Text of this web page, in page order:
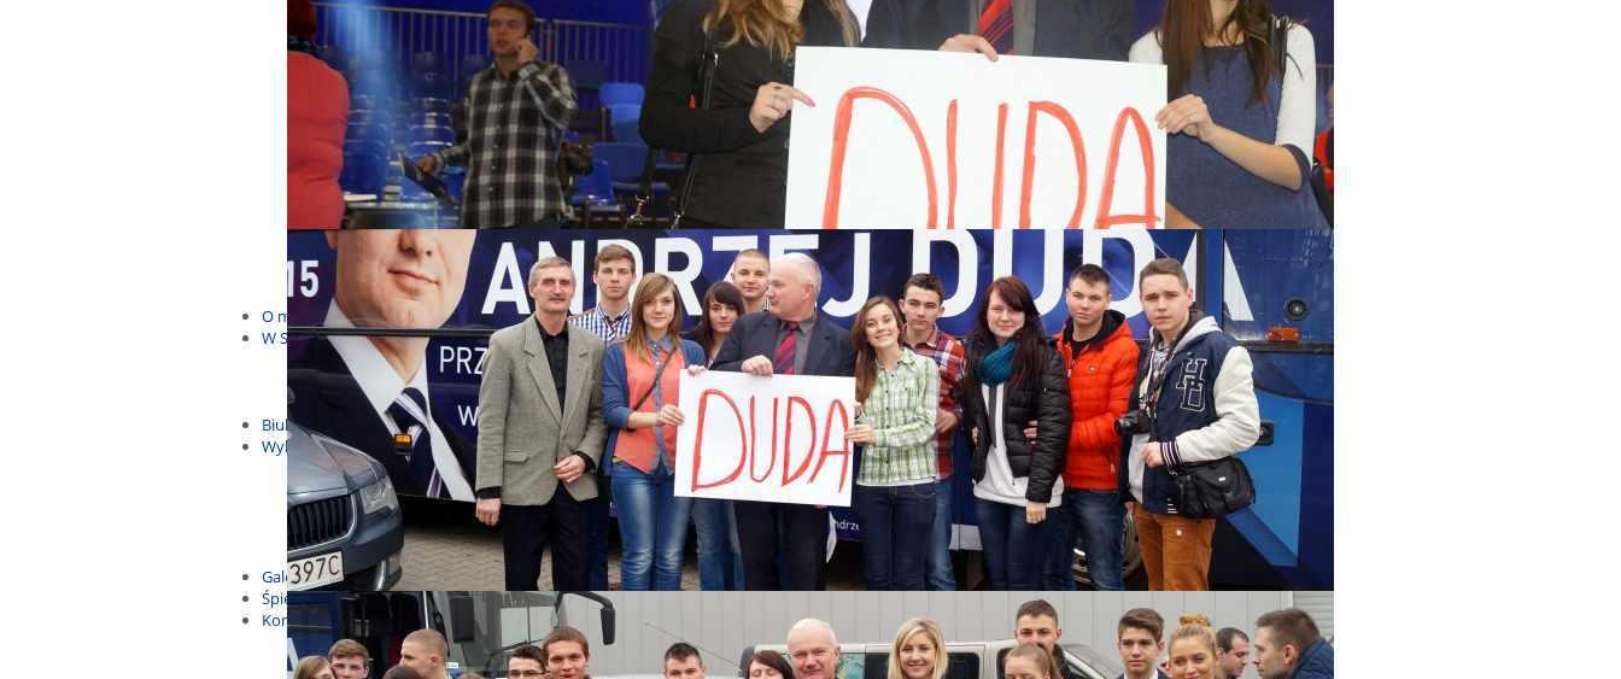
Sejmowe
Budżet Obywatelski 2021
Dla dzieci i młodzieży
Msze, marsze i wiece
KOLONIE 2022
Wybory samorządowe 2018
Dożynki 2014
EUROWYBORY 2019
Debaty i spotkania 2016
Debaty i spotkania 2019
wybory
Kolonie Stegna 2020
Spotkanie w Bronowie
WYJAZDY
O mnie
W Sejmie
Patroni Roku 2016
Św. Jan Paweł II Patronem Roku 2015
10.04.2014 - Czwarta Roczniica Katastrofy Smoleńskiej
Biuletyny
Wybory
Wybory samorządowe
Wybory parlamentarne
Wybory do Parlamentu Europejskiego
Wybory prezydenckie 2020
Wybory 2014
Galeria
Śpiewnik
Kontakt